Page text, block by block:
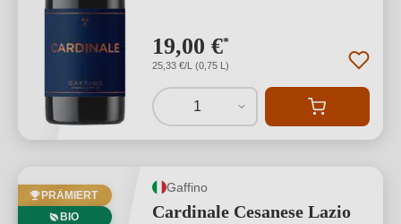
19,00 €*
25,33 €/L (0,75 L)
1
PRÄMIERT
BIO
Gaffino
Cardinale Cesanese Lazio